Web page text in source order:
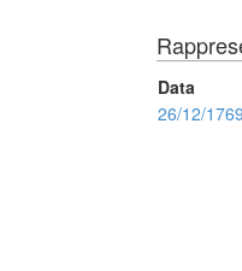
Data
26/12/1769